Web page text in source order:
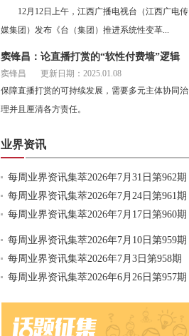
12月12日上午，江西广播电视台（江西广电传
媒集团）发布《台（集团）推进系统性变革...
窦锋昌：论直播打赏的“软性付费墙”逻辑
窦锋昌
更新日期：2025.01.08
保障直播打赏的可持续发展，需要多元主体协同治
理并且厘清各方责任。
业界资讯
每周业界资讯集萃2026年7月31日第962期
每周业界资讯集萃2026年7月24日第961期
每周业界资讯集萃2026年7月17日第960期
每周业界资讯集萃2026年7月10日第959期
每周业界资讯集萃2026年7月3日第958期
每周业界资讯集萃2026年6月26日第957期